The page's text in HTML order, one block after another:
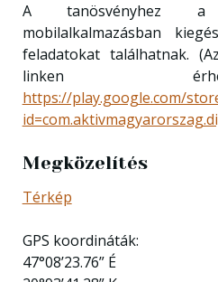
A tanösvényhez a
mobilalkalmazásban
feladatokat találhatnak.
linken
https://play.google.com/
Megközelítés
Térkép
GPS koordináták:
47°08’23.76” É